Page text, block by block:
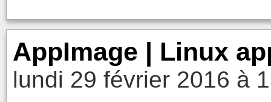
AppImage | Linux
lundi 29 février 2016 à